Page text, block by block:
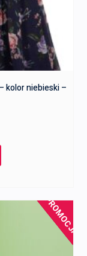
kolor niebieski –
PROMOCJA!